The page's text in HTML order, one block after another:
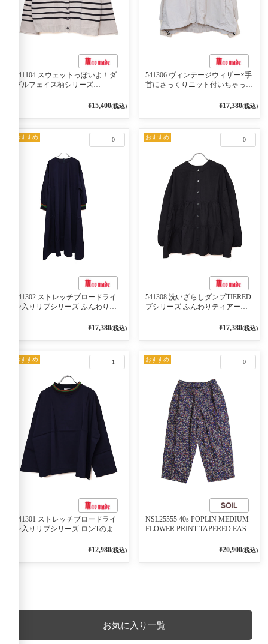
541104 スウェットっぽいよ！ダ
ブルフェイス柄シリーズ
2WAY プルオーバー 101オフベー
¥15,400(税込)
541306 ヴィンテージウィザー×手
首にさっくりニット付いちゃった
¥17,380(税込)
0
おすすめ
541302 ストレッチブロードライ
ン入りリブシリーズ ふんわりス
¥17,380(税込)
0
おすすめ
541308 洗いざらしダンプTIERED
ブシリーズ ふんわりティアード
¥17,380(税込)
1
おすすめ
541301 ストレッチブロードライ
ン入りリブシリーズ ロンTのよう
プルオーバー 79ネイビー¥12,980(税込)
0
おすすめ
NSL25555 40s POPLIN MEDIUM
FLOWER PRINT TAPERED EASY
¥20,900(税込)
お気に入り一覧